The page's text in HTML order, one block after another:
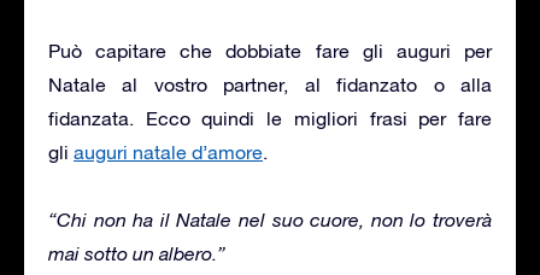
Può capitare che dobbiate fare gli auguri per
Natale al vostro partner, al fidanzato o alla
fidanzata. Ecco quindi le migliori frasi per fare
gli auguri natale d’amore.
“Chi non ha il Natale nel suo cuore, non lo troverà
mai sotto un albero.”